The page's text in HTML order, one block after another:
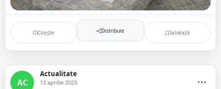
Citește Distribuie Salvează
AC
Actualitate
13 aprilie 2023